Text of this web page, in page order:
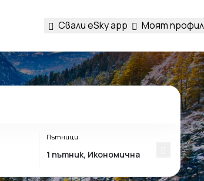
Свали eSky app Моят профил
Пътници